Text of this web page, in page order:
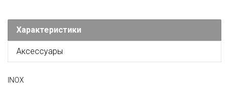
Характеристики
Аксессуары
INOX